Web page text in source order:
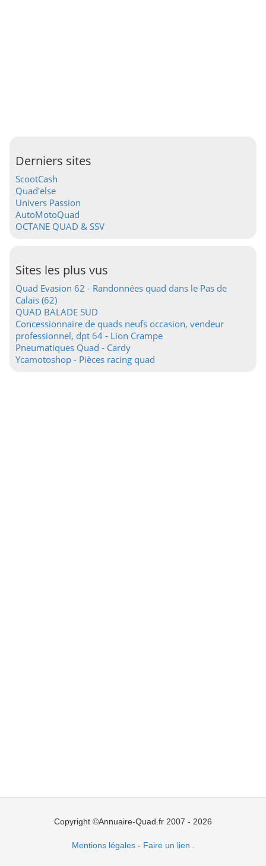
Derniers sites
ScootCash
Quad'else
Univers Passion
AutoMotoQuad
OCTANE QUAD & SSV
Sites les plus vus
Quad Evasion 62 - Randonnées quad dans le Pas de
Calais (62)
QUAD BALADE SUD
Concessionnaire de quads neufs occasion, vendeur
professionnel, dpt 64 - Lion Crampe
Pneumatiques Quad - Cardy
Ycamotoshop - Pièces racing quad
Copyright ©Annuaire-Quad.fr 2007 - 2026
Mentions légales- Faire un lien